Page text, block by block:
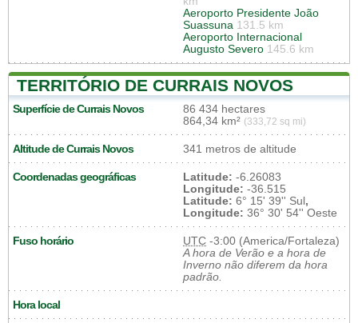
Aeroporto Presidente João
Suassuna 131.5 km
Aeroporto Internacional
Augusto Severo 145.6 km
TERRITÓRIO DE CURRAIS NOVOS
Superfície de Currais Novos
86 434 hectares
864,34 km² (333,72 sq mi)
Altitude de Currais Novos 341 metros de altitude
Coordenadas geográficas Latitude: -6.26083
Longitude: -36.515
Latitude: 6° 15' 39'' Sul,
Longitude: 36° 30' 54'' Oeste
Fuso horário UTC -3:00 (America/Fortaleza)
A hora de Verão e a hora de
Inverno não diferem da hora
padrão.
Hora local